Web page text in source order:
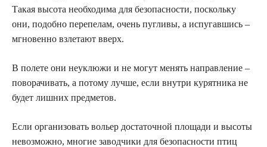
Такая высота необходима для безопасности, поскольку
они, подобно перепелам, очень пугливы, а испугавшись –
мгновенно взлетают вверх.
В полете они неуклюжи и не могут менять направление –
поворачивать, а потому лучше, если внутри курятника не
будет лишних предметов.
Если организовать вольер достаточной площади и высоты
невозможно, многие заводчики для безопасности птиц